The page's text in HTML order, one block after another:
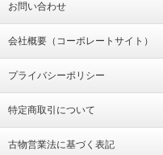
お問い合わせ
会社概要（コーポレートサイト）
プライバシーポリシー
特定商取引について
古物営業法に基づく表記